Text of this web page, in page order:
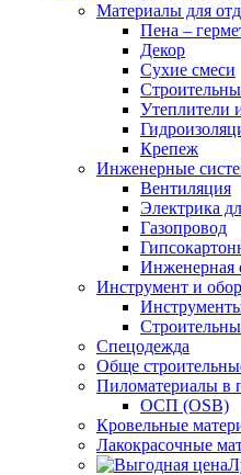
Материалы для
Пена –
Декор
Сухие смеси
Утеплители
Крепеж
Инженерные
Вентиляция
Электрика
Газопровод
Инженерная
Инструмент и
Спецодежда
Обще
Пиломатериалы в
ОСП (OSB)
Кровельные
Лакокрасочные